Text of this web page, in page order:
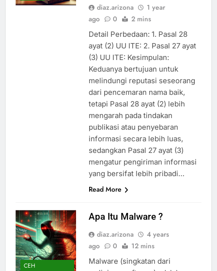
diaz.arizona
1 year
ago
0 2 mins
Detail Perbedaan: 1. Pasal 28
ayat (2) UU ITE: 2. Pasal 27 ayat
(3) UU ITE: Kesimpulan:
Keduanya bertujuan untuk
melindungi reputasi seseorang
dari pencemaran nama baik,
tetapi Pasal 28 ayat (2) lebih
mengarah pada tindakan
publikasi atau penyebaran
informasi secara lebih luas,
sedangkan Pasal 27 ayat (3)
mengatur pengiriman informasi
yang bersifat lebih pribadi…
Read More
CEH
Apa Itu Malware ?
diaz.arizona
4 years
ago
0 12 mins
Malware (singkatan dari